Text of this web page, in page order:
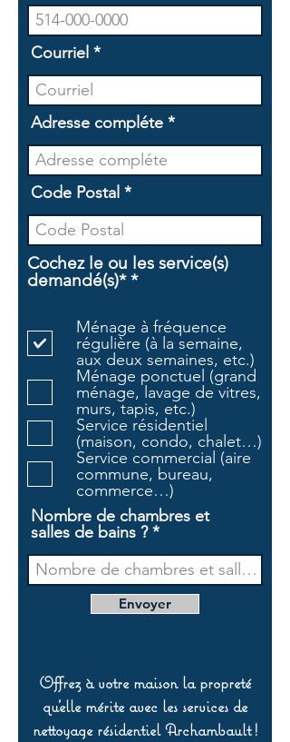
Courriel
Adresse compléte
Code Postal
Cochez le ou les service(s)
demandé(s)* *O
g
a
t
o
i
r
e
Ménage à fréquence
régulière (à la semaine,
aux deux semaines, etc.)
Ménage ponctuel (grand
ménage, lavage de vitres,
murs, tapis, etc.)
Service résidentiel
(maison, condo, chalet…)
Service commercial (aire
commune, bureau,
commerce…)
Nombre de chambres et
salles de bains ?
Envoyer
Offrez à votre maison la propreté
qu’elle mérite avec les services de
nettoyage résidentiel Archambault !